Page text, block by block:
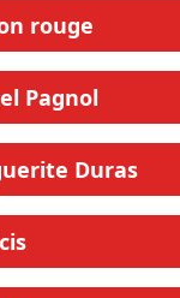
rouge
Pagnol
Duras